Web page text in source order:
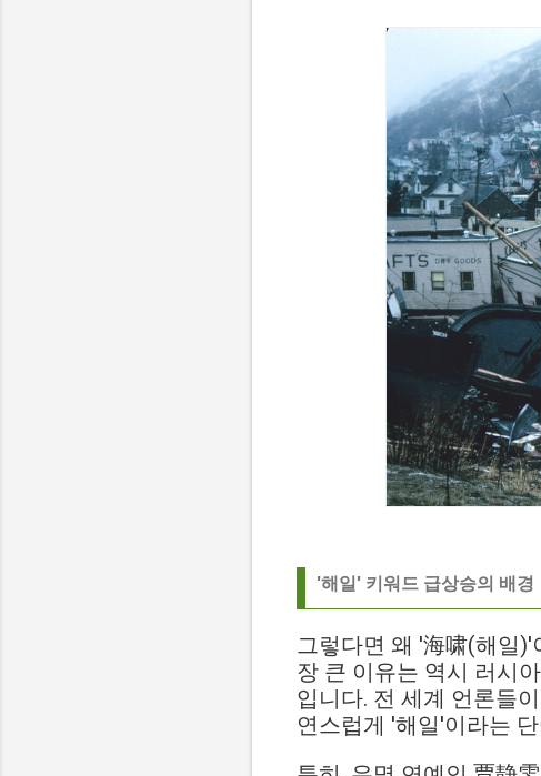
'해일' 키워드 급상승의 배경
그렇다면 왜 '海啸(해일
장 큰 이유는 역시 러시
입니다. 전 세계 언론들
연스럽게 '해일'이라는